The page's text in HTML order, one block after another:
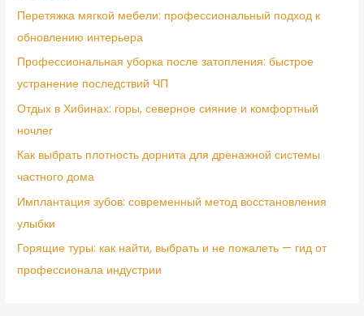
Перетяжка мягкой мебели: профессиональный подход к
обновлению интерьера
Профессиональная уборка после затопления: быстрое
устранение последствий ЧП
Отдых в Хибинах: горы, северное сияние и комфортный
ночлег
Как выбрать плотность дорнита для дренажной системы
частного дома
Имплантация зубов: современный метод восстановления
улыбки
Горящие туры: как найти, выбрать и не пожалеть — гид от
профессионала индустрии